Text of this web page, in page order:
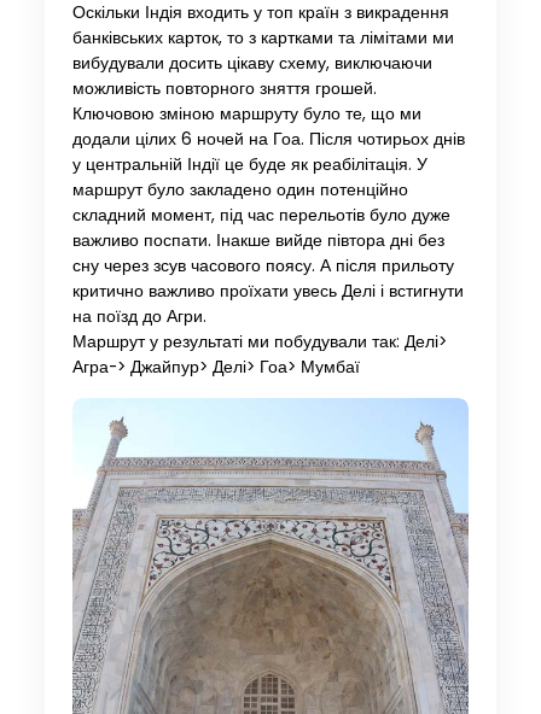
Оскільки Індія входить у топ країн з викрадення
банківських карток, то з картками та лімітами ми
вибудували досить цікаву схему, виключаючи
можливість повторного зняття грошей.
Ключовою зміною маршруту було те, що ми
додали цілих 6 ночей на Гоа. Після чотирьох днів
у центральній Індії це буде як реабілітація. У
маршрут було закладено один потенційно
складний момент, під час перельотів було дуже
важливо поспати. Інакше вийде півтора дні без
сну через зсув часового поясу. А після прильоту
критично важливо проїхати увесь Делі і встигнути
на поїзд до Агри.
Маршрут у результаті ми побудували так: Делі>
Агра-> Джайпур> Делі> Гоа> Мумбаї